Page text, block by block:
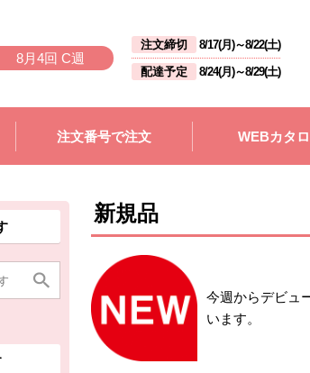
8月4回 C週
注文締切 8/17(月)～8/22(土)
配達予定
8/24(月)～8/29(土)
注文番号で注文 WEBカタ
です。
。
です。
。 新規品
今週からデビュ
います。